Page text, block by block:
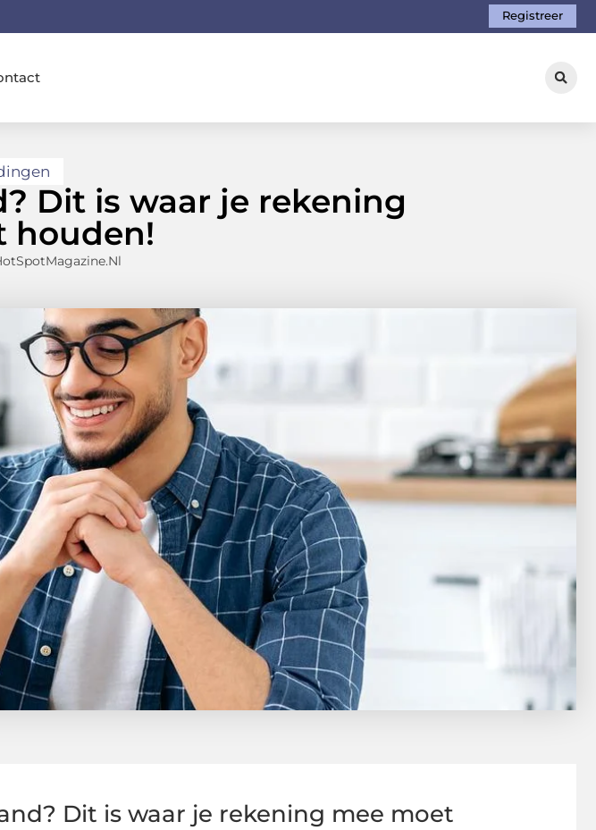
Registreer
Dit is waar je rekening
houden!
Dit is waar je rekening mee moet